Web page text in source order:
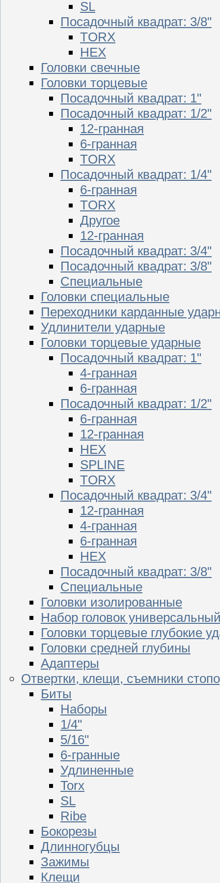
SL
Посадочный квадрат: 3/8"
TORX
HEX
Головки свечные
Головки торцевые
Посадочный квадрат: 1"
Посадочный квадрат: 1/2"
12-гранная
6-гранная
TORX
Посадочный квадрат: 1/4"
6-гранная
TORX
Другое
12-гранная
Посадочный квадрат: 3/4"
Посадочный квадрат: 3/8"
Специальные
Головки специальные
Переходники карданные
Удлинители ударные
Головки торцевые ударные
Посадочный квадрат: 1"
4-гранная
6-гранная
Посадочный квадрат: 1/2"
6-гранная
12-гранная
HEX
SPLINE
TORX
Посадочный квадрат: 3/4"
12-гранная
4-гранная
6-гранная
HEX
Посадочный квадрат: 3/8"
Специальные
Головки изолированные
Набор головок
Головки торцевые глубокие
Головки средней глубины
Адаптеры
Отвертки, клещи, съемники
Биты
Наборы
1/4"
5/16"
6-гранные
Удлиненные
Torx
SL
Ribe
Бокорезы
Длинногубцы
Зажимы
Клещи